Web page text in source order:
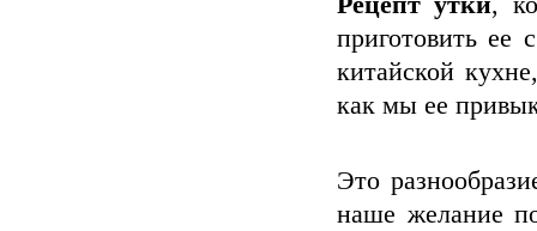
приготовить ее
китайской
как мы ее
Это
наше желание